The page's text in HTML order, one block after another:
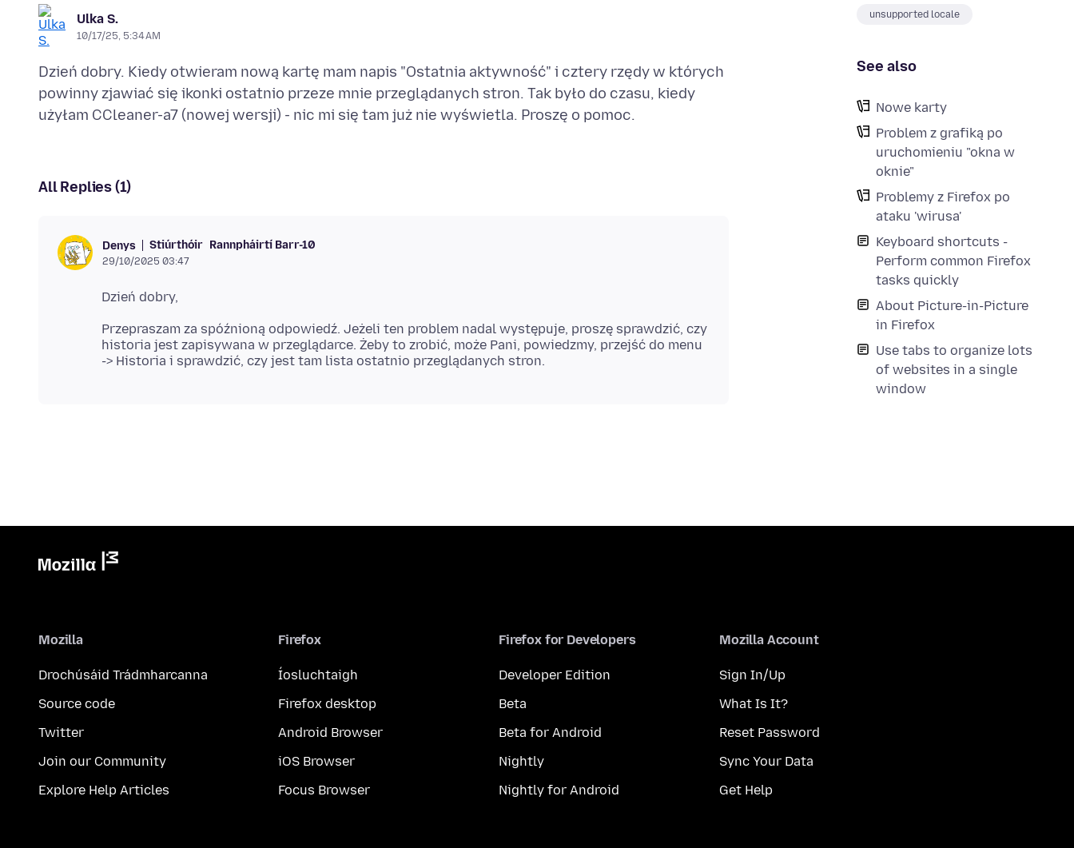
unsupported locale
See also
Nowe karty
Problem z grafiką po
uruchomieniu "okna w
oknie"
Problemy z Firefox po
ataku 'wirusa'
Keyboard shortcuts -
Perform common Firefox
tasks quickly
About Picture-in-Picture
in Firefox
Use tabs to organize lots
of websites in a single
window
Ulka S.
10/17/25, 5:34 AM
Dzień dobry. Kiedy otwieram nową kartę mam napis "Ostatnia aktywność" i cztery rzędy w których
powinny zjawiać się ikonki ostatnio przeze mnie przeglądanych stron. Tak było do czasu, kiedy
All Replies (1)
Denys Stiúrthóir Rannpháirtí Barr-10
29/10/2025 03:47
Przepraszam za spóźnioną odpowiedź. Jeżeli ten problem nadal występuje, proszę sprawdzić, czy
historia jest zapisywana w przeglądarce. Żeby to zrobić, może Pani, powiedzmy, przejść do menu
Mozilla
Drochúsáid Trádmharcanna
Source code
Twitter
Join our Community
Explore Help Articles
Firefox
Íosluchtaigh
Firefox desktop
Android Browser
iOS Browser
Focus Browser
Firefox for Developers
Developer Edition
Beta
Beta for Android
Nightly
Nightly for Android
Mozilla Account
Sign In/Up
What Is It?
Reset Password
Sync Your Data
Get Help